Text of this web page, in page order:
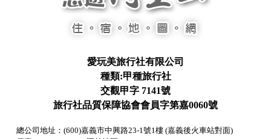
愛玩美旅行社有限公司
種類:甲種旅行社
交觀甲字 7141號
旅行社品質保障協會會員字第嘉0060號
總公司地址：(600)嘉義市中興路23-1號1樓 (嘉義後火車站對面)